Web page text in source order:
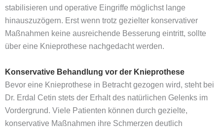
stabilisieren und operative Eingriffe möglichst lange
hinauszuzögern. Erst wenn trotz gezielter konservativer
Maßnahmen keine ausreichende Besserung eintritt, sollte
über eine Knieprothese nachgedacht werden.
Konservative Behandlung vor der Knieprothese
Bevor eine Knieprothese in Betracht gezogen wird, steht bei
Dr. Erdal Cetin stets der Erhalt des natürlichen Gelenks im
Vordergrund. Viele Patienten können durch gezielte,
konservative Maßnahmen ihre Schmerzen deutlich